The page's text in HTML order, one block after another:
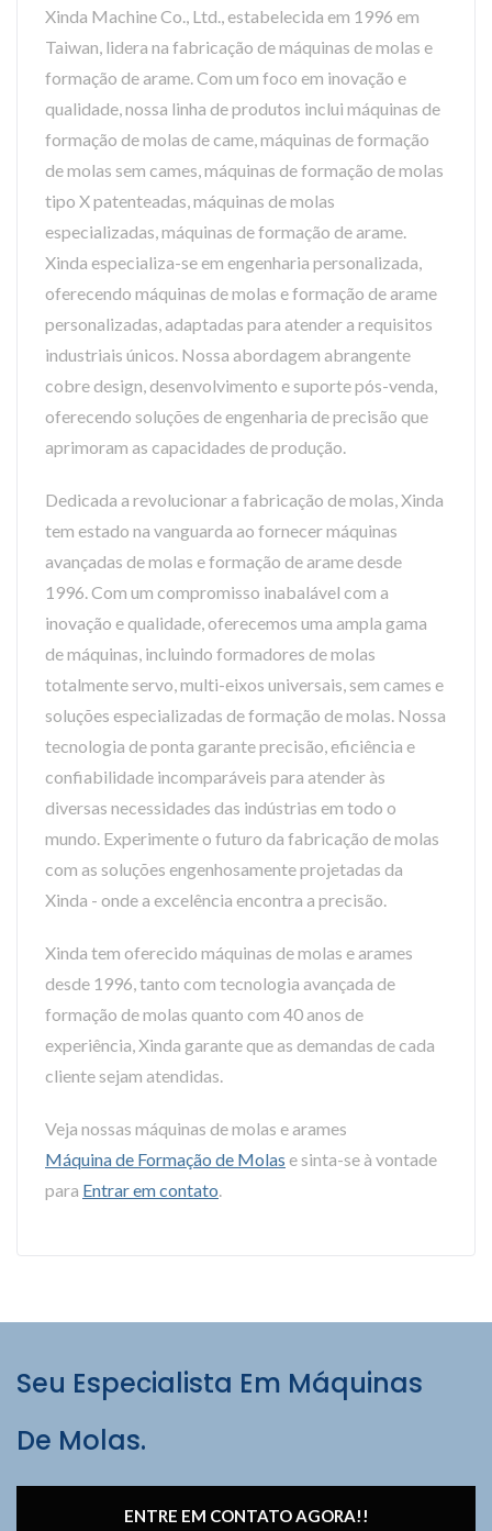
Xinda Machine Co., Ltd., estabelecida em 1996 em
Taiwan, lidera na fabricação de máquinas de molas e
formação de arame. Com um foco em inovação e
qualidade, nossa linha de produtos inclui máquinas de
formação de molas de came, máquinas de formação
de molas sem cames, máquinas de formação de molas
tipo X patenteadas, máquinas de molas
especializadas, máquinas de formação de arame.
Xinda especializa-se em engenharia personalizada,
oferecendo máquinas de molas e formação de arame
personalizadas, adaptadas para atender a requisitos
industriais únicos. Nossa abordagem abrangente
cobre design, desenvolvimento e suporte pós-venda,
oferecendo soluções de engenharia de precisão que
aprimoram as capacidades de produção.
Dedicada a revolucionar a fabricação de molas, Xinda
tem estado na vanguarda ao fornecer máquinas
avançadas de molas e formação de arame desde
1996. Com um compromisso inabalável com a
inovação e qualidade, oferecemos uma ampla gama
de máquinas, incluindo formadores de molas
totalmente servo, multi-eixos universais, sem cames e
soluções especializadas de formação de molas. Nossa
tecnologia de ponta garante precisão, eficiência e
confiabilidade incomparáveis para atender às
diversas necessidades das indústrias em todo o
mundo. Experimente o futuro da fabricação de molas
com as soluções engenhosamente projetadas da
Xinda - onde a excelência encontra a precisão.
Xinda tem oferecido máquinas de molas e arames
desde 1996, tanto com tecnologia avançada de
formação de molas quanto com 40 anos de
experiência, Xinda garante que as demandas de cada
cliente sejam atendidas.
Veja nossas máquinas de molas e arames
Máquina de Formação de Molas e sinta-se à vontade
para Entrar em contato
Seu Especialista Em Máquinas
De Molas.
ENTRE EM CONTATO AGORA!!